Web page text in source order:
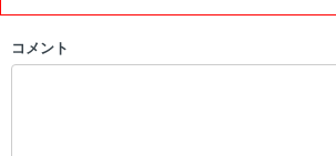
・スパムなど、記事内容と関係のない投稿
コメント